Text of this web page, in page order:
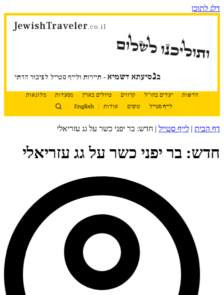
דלג לתוכן
JewishTraveler.co.il
ותוליכנו לשלום
בנסיעתא דשמיא - תיירות ולייף סטייל לציבור הדתי
חדשות יעדים בחו"ל קרוזים טיולים בארץ מסעדות
מלונאות
לייף סטייל
טיפים אודות English
דף הבית | לייף סטייל | חדש: בר יפני כשר על גג עזריאלי
חדש: בר יפני כשר על גג עזריאלי